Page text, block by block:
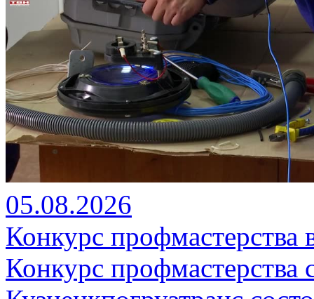
05.08.2026
Конкурс профмастерства
Конкурс профмастерства